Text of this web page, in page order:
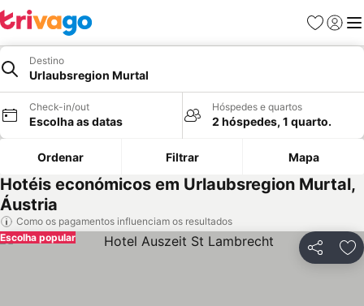
Favoritos
Iniciar
Destino
Urlaubsregion Murtal
Check-in/out
Escolha as datas
Hóspedes e quartos
2 hóspedes, 1 quarto.
Ordenar Filtrar Mapa
Hotéis económicos em Urlaubsregion Murtal,
Áustria
Como os pagamentos influenciam os resultados
Partilhar
Escolha popular